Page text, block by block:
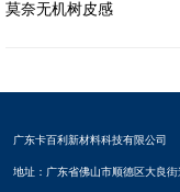
莫奈无机树皮感
广东卡百利新材料科技有限公司
地址：广东省佛山市顺德区大良